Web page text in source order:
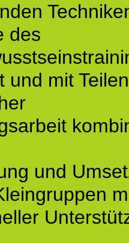
des
und mit Teilen
und